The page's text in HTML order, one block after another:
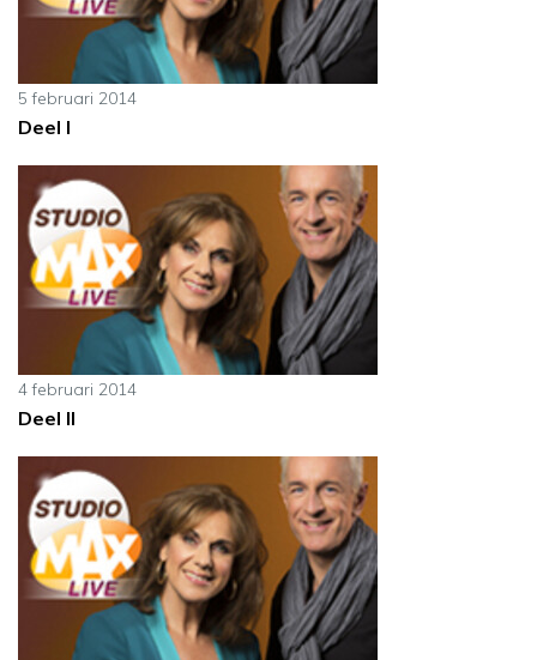
5 februari 2014
Deel I
4 februari 2014
Deel II